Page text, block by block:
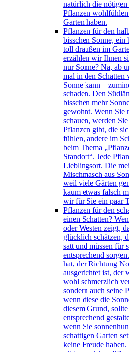
natürlich die
Pflanzen
Garten haben.
Pflanzen für den
bisschen Sonne, ein
toll draußen im
erzählen wir Ihnen
nur Sonne? Na, ab
mal in den Schatten
Sonne kann –
schaden. Den
bisschen mehr
gewohnt. Wenn Sie
schauen, werden
Pflanzen gibt, die
fühlen, andere im
beim Thema
Standort“. Jede
Lieblingsort. Die
Mischmasch aus
weil viele Gärten
kaum etwas falsch
wir für Sie ein paar
Pflanzen für den
einen Schatten?
oder Westen zeigt,
glücklich schätzen,
satt und müssen für
entsprechend
hat, der Richtung
ausgerichtet ist, der
wohl schmerzlich
sondern auch seine
wenn diese die
diesem Grund,
entsprechend
wenn Sie
schattigen Garten
keine Freude